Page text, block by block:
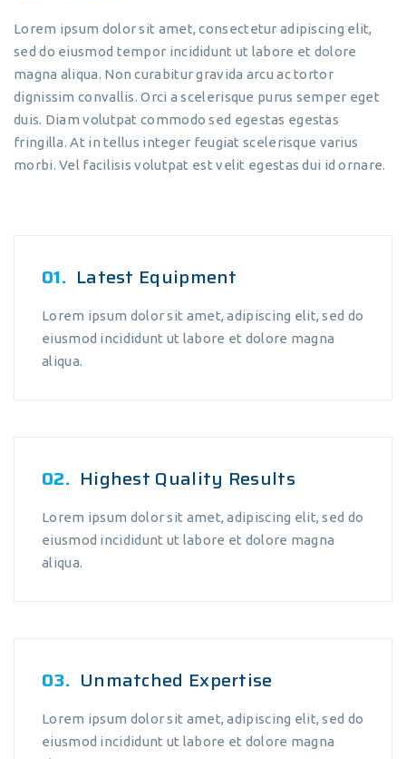
Lorem ipsum dolor sit amet, consectetur adipiscing elit,
sed do eiusmod tempor incididunt ut labore et dolore
magna aliqua. Non curabitur gravida arcu ac tortor
dignissim convallis. Orci a scelerisque purus semper eget
duis. Diam volutpat commodo sed egestas egestas
fringilla. At in tellus integer feugiat scelerisque varius
morbi. Vel facilisis volutpat est velit egestas dui id ornare.
01. Latest Equipment
Lorem ipsum dolor sit amet, adipiscing elit, sed do
eiusmod incididunt ut labore et dolore magna
aliqua.
02. Highest Quality Results
Lorem ipsum dolor sit amet, adipiscing elit, sed do
eiusmod incididunt ut labore et dolore magna
aliqua.
03. Unmatched Expertise
Lorem ipsum dolor sit amet, adipiscing elit, sed do
eiusmod incididunt ut labore et dolore magna